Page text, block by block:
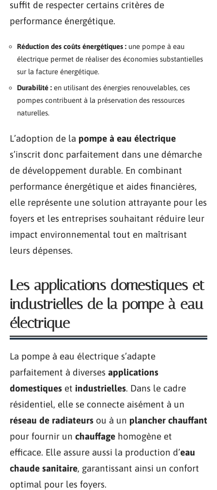
suffit de respecter certains critères de
performance énergétique.
Réduction des coûts énergétiques : une pompe à eau
électrique permet de réaliser des économies substantielles
sur la facture énergétique.
Durabilité : en utilisant des énergies renouvelables, ces
pompes contribuent à la préservation des ressources
naturelles.
L’adoption de la pompe à eau électrique
s’inscrit donc parfaitement dans une démarche
de développement durable. En combinant
performance énergétique et aides financières,
elle représente une solution attrayante pour les
foyers et les entreprises souhaitant réduire leur
impact environnemental tout en maîtrisant
leurs dépenses.
Les applications domestiques et
industrielles de la pompe à eau
électrique
La pompe à eau électrique s’adapte
parfaitement à diverses applications
domestiques et industrielles. Dans le cadre
résidentiel, elle se connecte aisément à un
réseau de radiateurs ou à un plancher chauffant
pour fournir un chauffage homogène et
efficace. Elle assure aussi la production d’eau
chaude sanitaire, garantissant ainsi un confort
optimal pour les foyers.